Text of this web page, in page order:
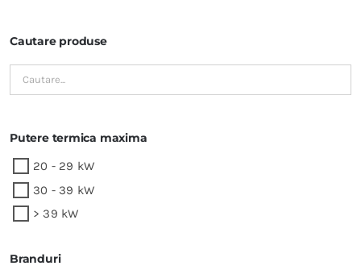
Cautare produse
Putere termica maxima
20 - 29 kW
30 - 39 kW
> 39 kW
Branduri